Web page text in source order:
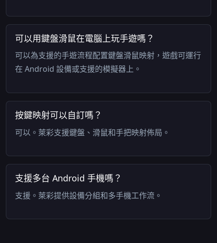
可以用鍵盤滑鼠在電腦上玩手遊嗎？
可以為支援的手遊流程配置鍵盤滑鼠映射，遊戲可運行
在 Android 設備或支援的模擬器上。
按鍵映射可以自訂嗎？
可以。萊彩支援鍵盤、滑鼠和手把映射佈局。
支援多台 Android 手機嗎？
支援。萊彩提供設備分組和多手機工作流。